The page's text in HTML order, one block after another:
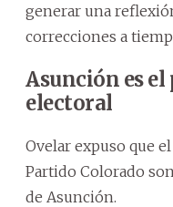
generar una
correcciones a
Asunción es
electoral
Ovelar expuso que
Partido Colorado
de Asunción.